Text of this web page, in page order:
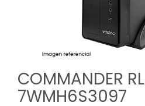
COMMANDER RL
7WMH6S3097